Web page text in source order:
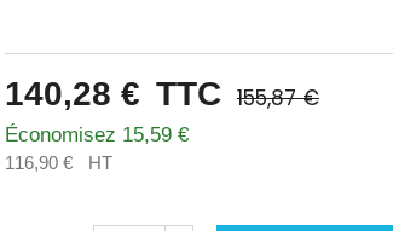
140,28 € TTC 155,87 €
Économisez 15,59 €
116,90 € HT